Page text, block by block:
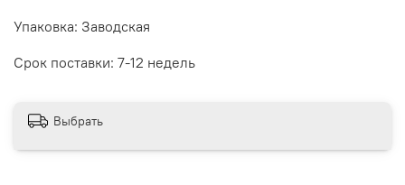
Упаковка: Заводская
Срок поставки: 7-12 недель
Выбрать